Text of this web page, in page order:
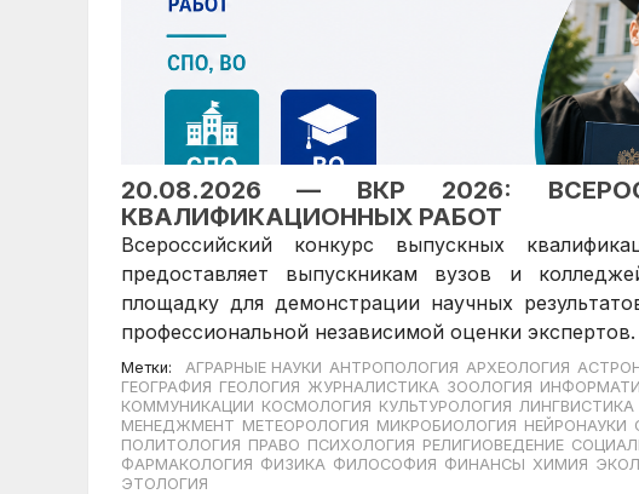
20.08.2026 — ВКР 2026:
КВАЛИФИКАЦИОННЫХ РАБОТ
Всероссийский конкурс выпускных
предоставляет выпускникам вузов и
площадку для демонстрации научных
профессиональной независимой оценки экспертов.
Метки: АГРАРНЫЕ НАУКИ АНТРОПОЛОГИЯ АРХЕОЛОГИЯ
ГЕОГРАФИЯ ГЕОЛОГИЯ ЖУРНАЛИСТИКА ЗООЛОГИЯ
КОММУНИКАЦИИ КОСМОЛОГИЯ КУЛЬТУРОЛОГИЯ ЛИНГВИСТИКА
МЕНЕДЖМЕНТ МЕТЕОРОЛОГИЯ МИКРОБИОЛОГИЯ НЕЙРОНАУКИ
ПОЛИТОЛОГИЯ ПРАВО ПСИХОЛОГИЯ РЕЛИГИОВЕДЕНИЕ
ФАРМАКОЛОГИЯ ФИЗИКА ФИЛОСОФИЯ ФИНАНСЫ ХИМИЯ
ЭТОЛОГИЯ